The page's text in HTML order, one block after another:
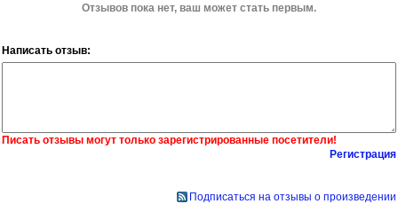
Отзывов пока нет, ваш может стать первым.
Написать отзыв:
Писать отзывы могут только зарегистрированные посетители!
Регистрация
Подписаться на отзывы о произведении